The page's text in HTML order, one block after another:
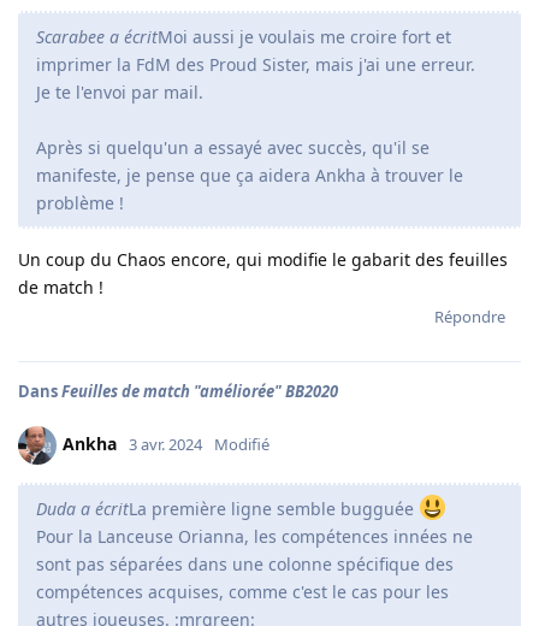
Scarabee a écritMoi aussi je voulais me croire fort et
imprimer la FdM des Proud Sister, mais j'ai une erreur.
Je te l'envoi par mail.
Après si quelqu'un a essayé avec succès, qu'il se
manifeste, je pense que ça aidera Ankha à trouver le
problème !
Un coup du Chaos encore, qui modifie le gabarit des feuilles
de match !
Répondre
DansFeuilles de match "améliorée" BB2020
Ankha 3 avr. 2024 Modifié
Duda a écritLa première ligne semble bugguée
Pour la Lanceuse Orianna, les compétences innées ne
sont pas séparées dans une colonne spécifique des
compétences acquises, comme c'est le cas pour les
autres joueuses. :mrgreen: